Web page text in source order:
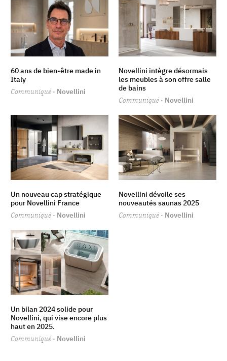
60 ans de bien-être made in
Italy
Communiqué · Novellini
Novellini intègre désormais
les meubles à son offre salle
de bains
Communiqué · Novellini
Un nouveau cap stratégique
pour Novellini France
Communiqué · Novellini
Novellini dévoile ses
nouveautés saunas 2025
Communiqué · Novellini
Un bilan 2024 solide pour
Novellini, qui vise encore plus
haut en 2025.
Communiqué · Novellini